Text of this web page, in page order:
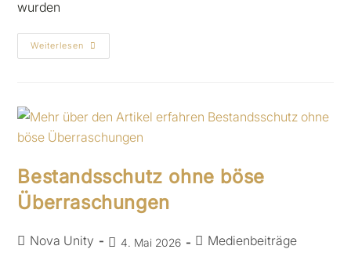
wurden
Weiterlesen
Bestandsschutz ohne böse
Überraschungen
Nova Unity 4. Mai 2026 Medienbeiträge